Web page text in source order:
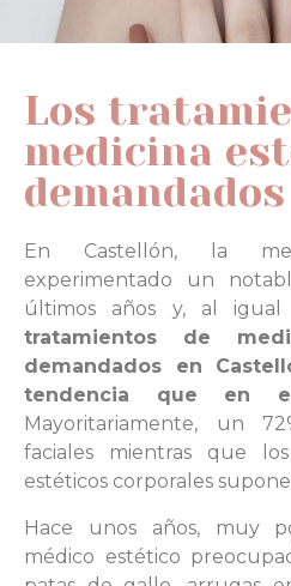
Los
medicina
demandados
En Castellón, la
experimentado un
últimos años y, al
tratamientos de
demandados en
tendencia que en
Mayoritariamente, un
faciales mientras que
estéticos corporales
Hace unos años, muy
médico estético